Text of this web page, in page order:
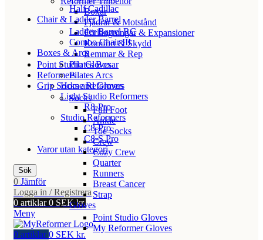
Boxar
Fjädrar & Motstånd
Förlängningar & Expansioner
Komfort & Skydd
Remmar & Rep
Point Studio Gloves
Reformers
Home Reformers
Light Studio Reformers
R8-Pro
Studio Reformers
C8-Pro
C8-S Pro
Varor utan kategori
Sök
0 Jämför
Logga in / Registrera
0 artiklar0 SEK kr.
Meny
0 artiklar0 SEK kr.
Half Cadillac
Chair & Ladder Barrel
Ladder Barrel RC
Combo Chair III
Boxes & Arcs
Pilates Boxar
Pilates Arcs
Grip Socks and Gloves
Socks
Full Foot
Ankle
Toe Socks
Crew
Cozy Crew
Quarter
Runners
Breast Cancer
Strap
Gloves
Point Studio Gloves
My Reformer Gloves